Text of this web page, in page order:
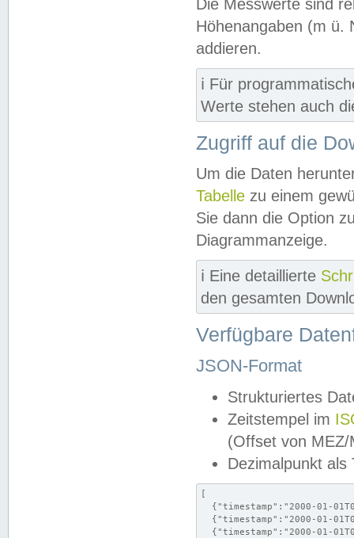
Die Messwerte sind
Höhenangaben (m ü.
addieren.
ℹ️ Für
Werte stehen auch
Zugriff auf die
Um die Daten
Tabelle zu einem
Sie dann die Option
Diagrammanzeige.
ℹ️ Eine detaillierte
den gesamten
Verfügbare
JSON-Format
Strukturiertes
Zeitstempel im
(Offset von MEZ/
Dezimalpunkt als
[
{"timestamp":"2000-01-
{"timestamp":"2000-01-
{"timestamp":"2000-01-